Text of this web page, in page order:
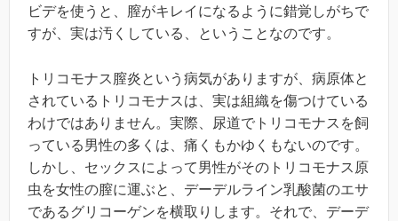
ビデを使うと、膣がキレイになるように錯覚しがちで
すが、実は汚くしている、ということなのです。
トリコモナス膣炎という病気がありますが、病原体と
されているトリコモナスは、実は組織を傷つけている
わけではありません。実際、尿道でトリコモナスを飼
っている男性の多くは、痛くもかゆくもないのです。
しかし、セックスによって男性がそのトリコモナス原
虫を女性の膣に運ぶと、デーデルライン乳酸菌のエサ
であるグリコーゲンを横取りします。それで、デーデ